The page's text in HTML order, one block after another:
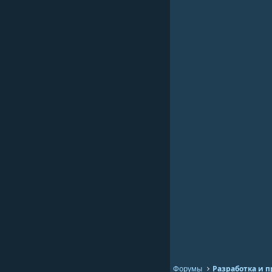
Форумы Разработка и